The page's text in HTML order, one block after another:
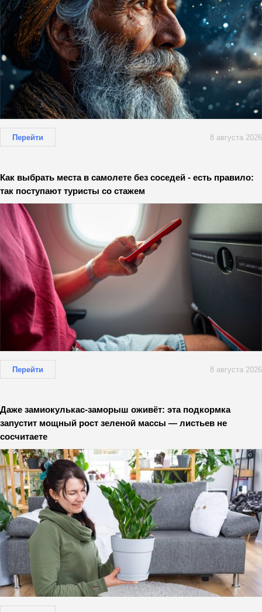
Перейти 8 августа 2026
Как выбрать места в самолете без соседей - есть правило:
так поступают туристы со стажем
Перейти 8 августа 2026
Даже замиокулькас-заморыш оживёт: эта подкормка
запустит мощный рост зеленой массы — листьев не
сосчитаете